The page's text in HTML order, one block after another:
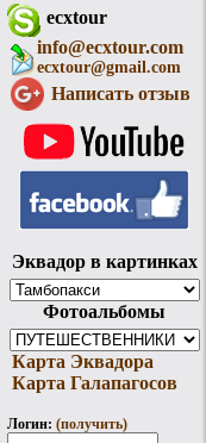
ecxtour
info@ecxtour.com
ecxtour@gmail.com
Написать отзыв
Эквадор в картинках
Фотоальбомы
Карта Эквадора
Карта Галапагосов
Логин: (получить)